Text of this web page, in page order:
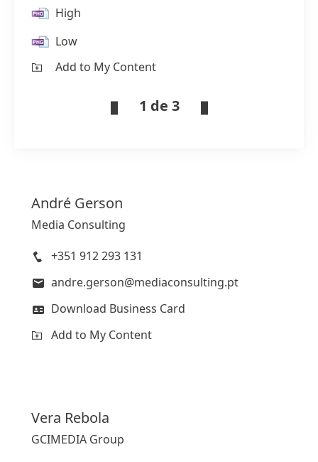
High
Low
Add to My Content
1 de 3
André Gerson
Media Consulting
+351 912 293 131
andre.gerson@mediaconsulting.pt
Download Business Card
Add to My Content
Vera Rebola
GCIMEDIA Group